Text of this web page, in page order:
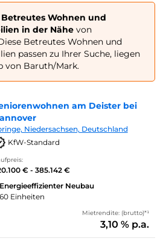
Wohnen und
in der Nähevon
Betreutes Wohnen und
passen zu Ihrer Suche, liegen
von Baruth/Mark.
am Deister bei
Niedersachsen, Deutschland
KfW-Standard
€ - 385.142 €
Energieeffizienter Neubau
60 Einheiten
Mietrendite: (brutto)*¹
3,10 % p.a.